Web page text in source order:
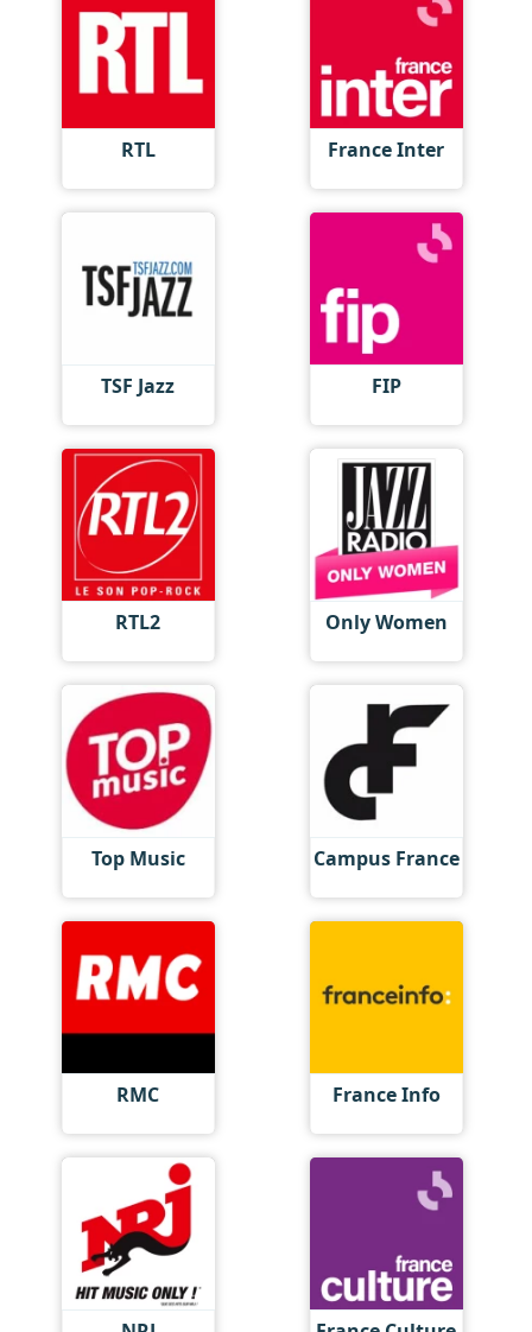
RTL France Inter
TSF Jazz FIP
RTL2 Only Women
Top Music Campus France
RMC France Info